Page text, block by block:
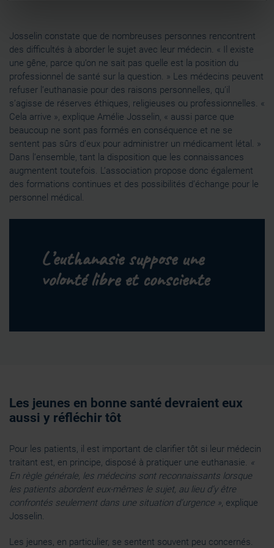
Pour en savoir plus sur le traitement de vos données
personnelles et définir vos préférences, reportez-vous à
lasection « Détails ». Vous pouvez modifier ou retirer
votre consentement à tout moment à partir de la
déclaration sur les cookies.
Les cookies nous permettent de personnaliser le contenu
et les annonces, d'offrir des fonctionnalités relatives aux
médias sociaux et d'analyser notre trafic. Nous
partageons également des informations sur l'utilisation de
notre site avec nos partenaires de médias sociaux, de
avec d'autres informations que vous leur avez fournies
services.
Josselin constate que de nombreuses personnes rencontrent
des difficultés à aborder le sujet avec leur médecin. « Il existe
une gêne, parce qu’on ne sait pas quelle est la position du
professionnel de santé sur la question. » Les médecins peuvent
refuser l’euthanasie pour des raisons personnelles, qu’il
s’agisse de réserves éthiques, religieuses ou professionnelles. «
Cela arrive », explique Amélie Josselin, « aussi parce que
beaucoup ne sont pas formés en conséquence et ne se
sentent pas sûrs d’eux pour administrer un médicament létal. »
Dans l’ensemble, tant la disposition que les connaissances
augmentent toutefois. L’association propose donc également
des formations continues et des possibilités d’échange pour le
personnel médical.
L’euthanasie suppose une
volonté libre et consciente
Les jeunes en bonne santé devraient eux
aussi y réfléchir tôt
Pour les patients, il est important de clarifier tôt si leur médecin
traitant est, en principe, disposé à pratiquer une euthanasie. «
En règle générale, les médecins sont reconnaissants lorsque
les patients abordent eux-mêmes le sujet, au lieu d’y être
confrontés seulement dans une situation d’urgence », explique
Josselin.
Les jeunes, en particulier, se sentent souvent peu concernés.